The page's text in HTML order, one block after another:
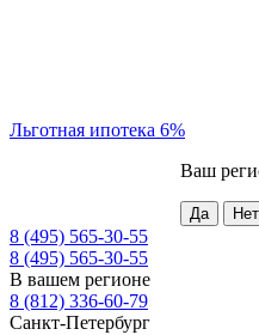
Льготная ипотека 6%
Ваш
8 (495) 565-30-55
8 (495) 565-30-55
В вашем регионе
8 (812) 336-60-79
Санкт-Петербург